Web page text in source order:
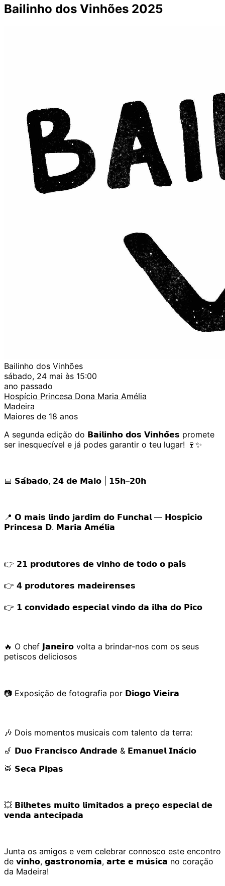
Bailinho dos Vinhões 2025
Bailinho dos Vinhões
sábado, 24 mai às 15:00
ano passado
Hospício Princesa Dona Maria Amélia
Madeira
Maiores de 18 anos
A segunda edição do 𝗕𝗮𝗶𝗹𝗶𝗻𝗵𝗼 𝗱𝗼𝘀 𝗩𝗶𝗻𝗵𝗼̃𝗲𝘀 promete
ser inesquecível e já podes garantir o teu lugar! 🍷✨
📅 𝗦𝗮́𝗯𝗮𝗱𝗼, 𝟮𝟰 𝗱𝗲 𝗠𝗮𝗶𝗼 | 𝟭𝟱𝗵–𝟮𝟬𝗵
📍 𝗢 𝗺𝗮𝗶𝘀 𝗹𝗶𝗻𝗱𝗼 𝗷𝗮𝗿𝗱𝗶𝗺 𝗱𝗼 𝗙𝘂𝗻𝗰𝗵𝗮𝗹 — 𝗛𝗼𝘀𝗽𝗶́𝗰𝗶𝗼
𝗣𝗿𝗶𝗻𝗰𝗲𝘀𝗮 𝗗. 𝗠𝗮𝗿𝗶𝗮 𝗔𝗺𝗲́𝗹𝗶𝗮
👉 𝟮𝟭 𝗽𝗿𝗼𝗱𝘂𝘁𝗼𝗿𝗲𝘀 𝗱𝗲 𝘃𝗶𝗻𝗵𝗼 𝗱𝗲 𝘁𝗼𝗱𝗼 𝗼 𝗽𝗮𝗶́𝘀
👉 𝟰 𝗽𝗿𝗼𝗱𝘂𝘁𝗼𝗿𝗲𝘀 𝗺𝗮𝗱𝗲𝗶𝗿𝗲𝗻𝘀𝗲𝘀
👉 𝟭 𝗰𝗼𝗻𝘃𝗶𝗱𝗮𝗱𝗼 𝗲𝘀𝗽𝗲𝗰𝗶𝗮𝗹 𝘃𝗶𝗻𝗱𝗼 𝗱𝗮 𝗶𝗹𝗵𝗮 𝗱𝗼 𝗣𝗶𝗰𝗼
🔥 O chef 𝗝𝗮𝗻𝗲𝗶𝗿𝗼 volta a brindar-nos com os seus
petiscos deliciosos
📷 Exposição de fotografia por 𝗗𝗶𝗼𝗴𝗼 𝗩𝗶𝗲𝗶𝗿𝗮
🎶 Dois momentos musicais com talento da terra:
🎷 𝗗𝘂𝗼 𝗙𝗿𝗮𝗻𝗰𝗶𝘀𝗰𝗼 𝗔𝗻𝗱𝗿𝗮𝗱𝗲 & 𝗘𝗺𝗮𝗻𝘂𝗲𝗹 𝗜𝗻𝗮́𝗰𝗶𝗼
🥁 𝗦𝗲𝗰𝗮 𝗣𝗶𝗽𝗮𝘀
💥 𝗕𝗶𝗹𝗵𝗲𝘁𝗲𝘀 𝗺𝘂𝗶𝘁𝗼 𝗹𝗶𝗺𝗶𝘁𝗮𝗱𝗼𝘀 𝗮 𝗽𝗿𝗲𝗰̧𝗼 𝗲𝘀𝗽𝗲𝗰𝗶𝗮𝗹 𝗱𝗲
𝘃𝗲𝗻𝗱𝗮 𝗮𝗻𝘁𝗲𝗰𝗶𝗽𝗮𝗱𝗮
Junta os amigos e vem celebrar connosco este encontro
de 𝘃𝗶𝗻𝗵𝗼, 𝗴𝗮𝘀𝘁𝗿𝗼𝗻𝗼𝗺𝗶𝗮, 𝗮𝗿𝘁𝗲 𝗲 𝗺𝘂́𝘀𝗶𝗰𝗮 no coração
da Madeira!